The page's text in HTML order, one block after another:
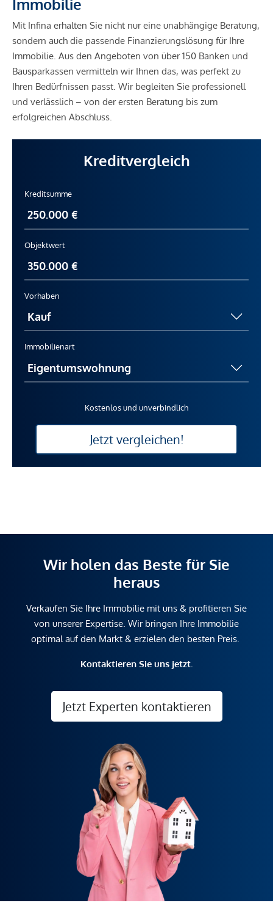
Immobilie
Mit Infina erhalten Sie nicht nur eine unabhängige Beratung,
sondern auch die passende Finanzierungslösung für Ihre
Immobilie. Aus den Angeboten von über 150 Banken und
Bausparkassen vermitteln wir Ihnen das, was perfekt zu
Ihren Bedürfnissen passt. Wir begleiten Sie professionell
und verlässlich – von der ersten Beratung bis zum
erfolgreichen Abschluss.
Kreditvergleich
Kreditsumme
Objektwert
Vorhaben
Immobilienart
Kostenlos und unverbindlich
Jetzt vergleichen!
Wir holen das Beste für Sie
heraus
Verkaufen Sie Ihre Immobilie mit uns & profitieren Sie
von unserer Expertise. Wir bringen Ihre Immobilie
optimal auf den Markt & erzielen den besten Preis.
Kontaktieren Sie uns jetzt.
Jetzt Experten kontaktieren